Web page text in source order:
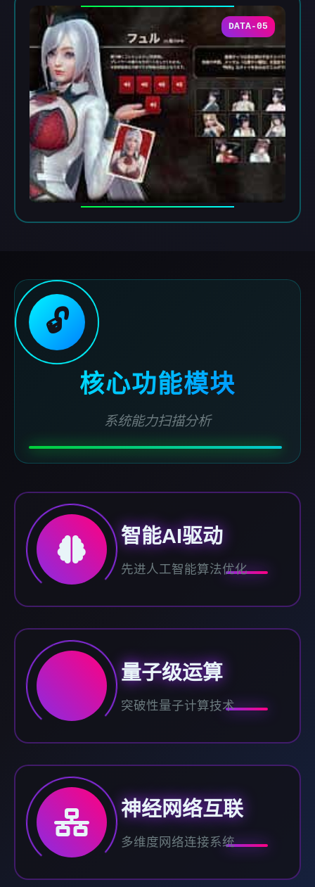
DATA-05
🔓
核心功能模块
系统能力扫描分析
智能AI驱动
先进人工智能算法优化
量子级运算
突破性量子计算技术
神经网络互联
多维度网络连接系统